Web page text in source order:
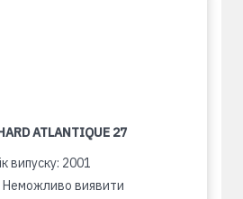
ATLANTIQUE 27
випуску: 2001
Неможливо виявити